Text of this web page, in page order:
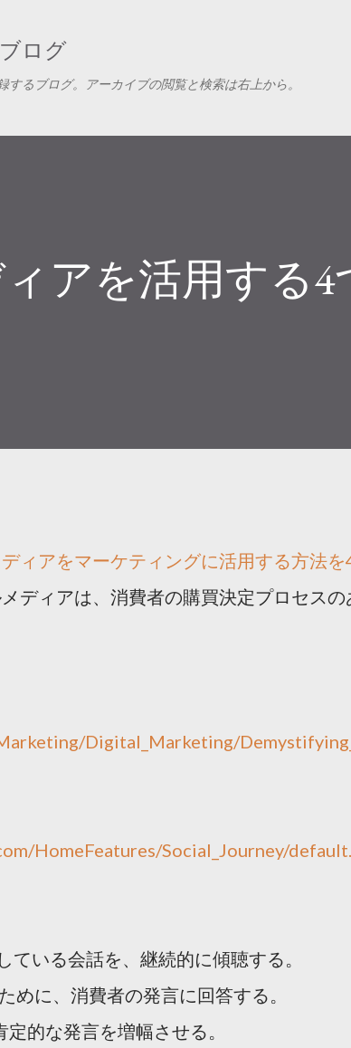
ログ
るブログ。アーカイブの閲覧と検索は右上から。
アを活用する4
ィアをマーケティングに活用する方法を
ディアは、消費者の購買決定プロセスの
Digital_Marketing/
HomeFeatures/Social_Journey/
いる会話を、継続的に傾聴する。
めに、消費者の発言に回答する。
的な発言を増幅させる。